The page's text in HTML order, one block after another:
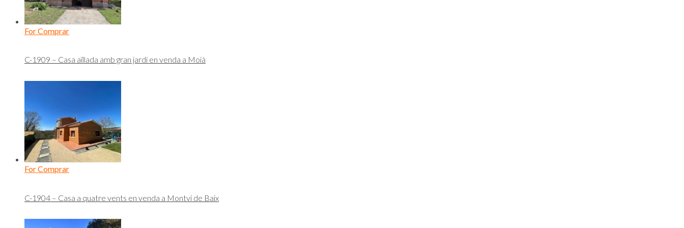
For Comprar
C-1909 – Casa aïllada amb gran jardí en venda a Moià
For Comprar
C-1904 – Casa a quatre vents en venda a Montví de Baix